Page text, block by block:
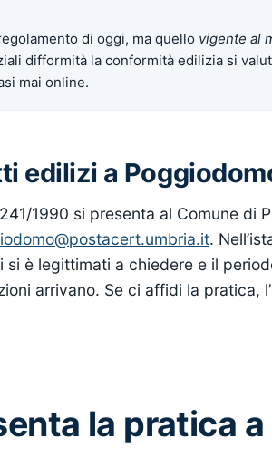
di oggi, ma quello vigente al
difformità la conformità edilizia si
mai online.
edilizi a
1990 si presenta al Comune di
.
si è legittimati a chiedere e il
arrivano. Se ci affidi la pratica,
la pratica